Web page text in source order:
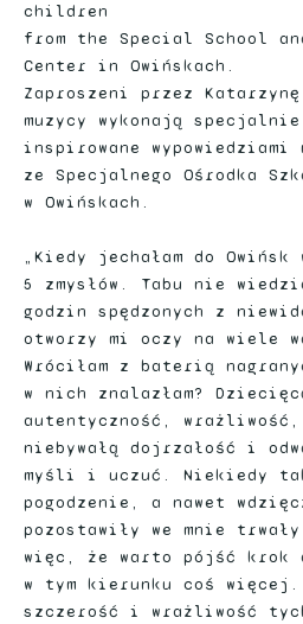
children
from the Special School
Center in Owińskach.
Zaproszeni przez
muzycy wykonają
inspirowane wypowiedziami
ze Specjalnego Ośrodka
w Owińskach.
„Kiedy jechałam do
5 zmysłów. Tabu nie
godzin spędzonych z
otworzy mi oczy na wiele
Wróciłam z baterią
w nich znalazłam?
autentyczność,
niebywałą dojrzałość i
myśli i uczuć. Niekiedy
pogodzenie, a nawet
pozostawiły we mnie
więc, że warto pójść
w tym kierunku coś więcej.
szczerość i wrażliwość